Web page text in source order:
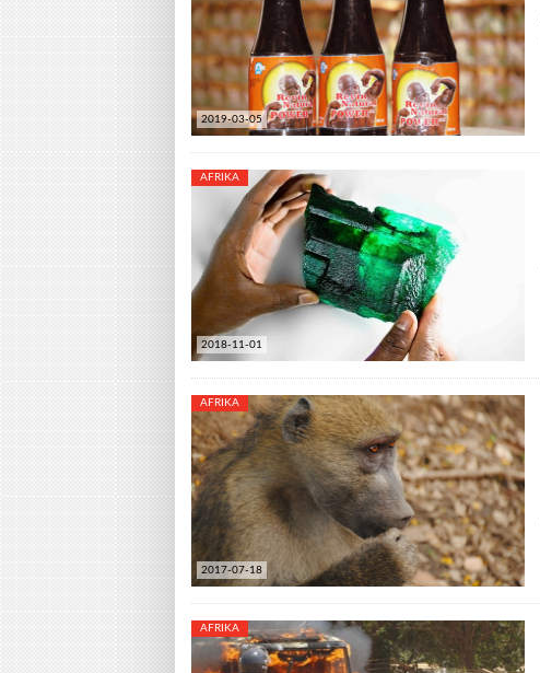
2019-03-05
2018-11-01
AFRIKA
2017-07-18
AFRIKA
AFRIKA